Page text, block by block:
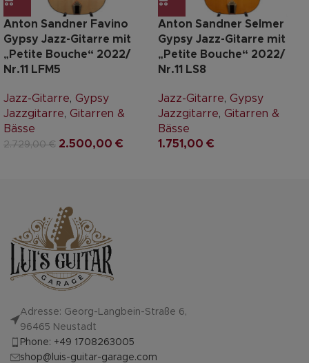
Anton Sandner Favino
Gypsy Jazz-Gitarre mit
„Petite Bouche“ 2022/
Nr.11 LFM5
Jazz-Gitarre, Gypsy
Jazzgitarre, Gitarren &
Bässe
2.729,00€ 2.500,00 €
Anton Sandner Selmer
Gypsy Jazz-Gitarre mit
„Petite Bouche“ 2022/
Nr.11 LS8
Jazz-Gitarre, Gypsy
Jazzgitarre, Gitarren &
Bässe
1.751,00 €
Adresse: Georg-Langbein-Straße 6,
96465 Neustadt
Phone: +49 1708263005
shop@luis-guitar-garage.com